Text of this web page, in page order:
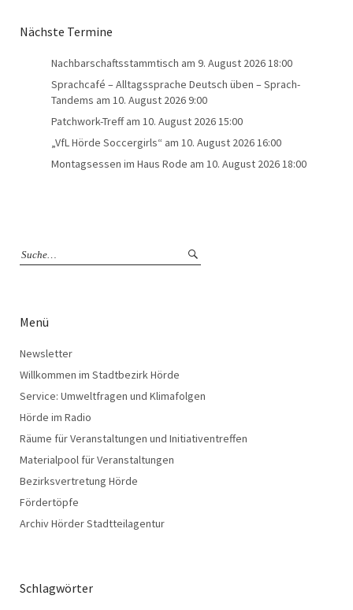
Nächste Termine
Nachbarschaftsstammtisch am 9. August 2026 18:00
Sprachcafé – Alltagssprache Deutsch üben – Sprach-
Tandems am 10. August 2026 9:00
Patchwork-Treffam 10. August 2026 15:00
„VfL Hörde Soccergirls“ am 10. August 2026 16:00
Montagsessen im Haus Rode am 10. August 2026 18:00
Menü
Newsletter
Willkommen im Stadtbezirk Hörde
Service: Umweltfragen und Klimafolgen
Hörde im Radio
Räume für Veranstaltungen und Initiativentreffen
Materialpool für Veranstaltungen
Bezirksvertretung Hörde
Fördertöpfe
Archiv Hörder Stadtteilagentur
Schlagwörter